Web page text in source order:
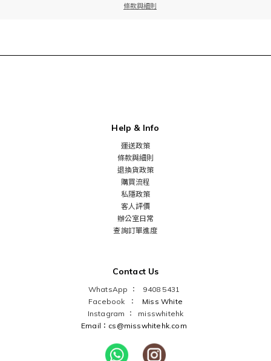
條款與細則
Help & Info
運送政策
條款與細則
退換貨政策
購買流程
私隱政策
客人評價
辦公室日常
查詢訂單進度
Contact Us
WhatsApp ： 9408 5431
Facebook ： Miss White
Instagram ： misswhitehk
Email：cs@misswhitehk.com